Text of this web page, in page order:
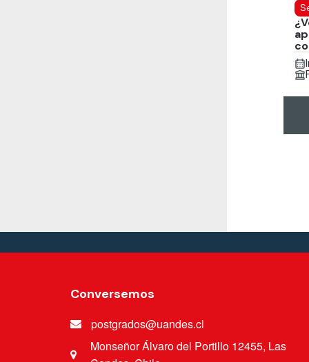
Conversemos
postgrados@uandes.cl
Monseñor Álvaro del Portillo 12455, Las